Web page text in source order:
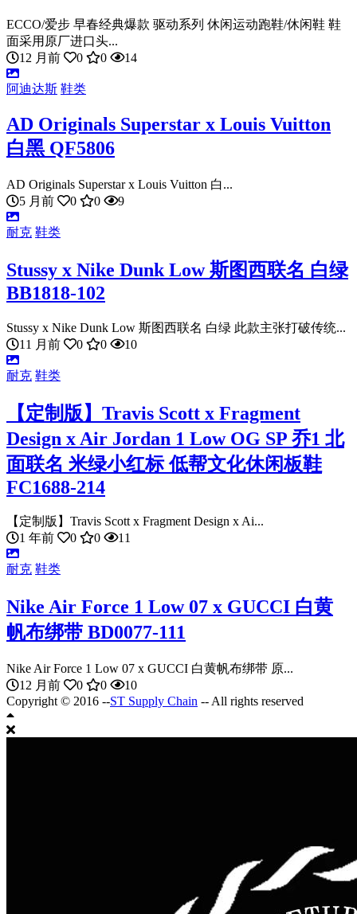
ECCO/爱步 早春经典爆款 驱动系列 休闲运动跑鞋/休闲鞋 鞋
面采用原厂进口头...
12 月前
0 0 14
阿迪达斯 鞋类
AD Originals Superstar x Louis Vuitton
白黑 QF5806
AD Originals Superstar x Louis Vuitton 白...
5 月前
0 0 9
耐克 鞋类
Stussy x Nike Dunk Low 斯图西联名 白绿
BB1818-102
Stussy x Nike Dunk Low 斯图西联名 白绿 此款主张打破传统...
11 月前
0 0 10
耐克 鞋类
【定制版】Travis Scott x Fragment
Design x Air Jordan 1 Low OG SP 乔1 北
面联名 米绿小红标 低帮文化休闲板鞋
FC1688-214
【定制版】Travis Scott x Fragment Design x Ai...
1 年前
0 0 11
耐克 鞋类
Nike Air Force 1 Low 07 x GUCCI 白黄
帆布绑带 BD0077-111
Nike Air Force 1 Low 07 x GUCCI 白黄帆布绑带 原...
12 月前
0 0
10
Copyright © 2016 --ST Supply Chain -- All rights reserved